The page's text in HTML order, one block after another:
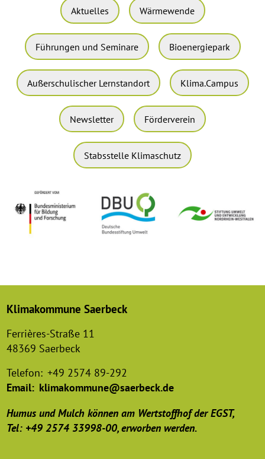
Aktuelles Wärmewende
Führungen und Seminare Bioenergiepark
Außerschulischer Lernstandort Klima.Campus
Newsletter Förderverein
Stabsstelle Klimaschutz
Klimakommune Saerbeck
Ferrières-Straße 11
48369 Saerbeck
Telefon: +49 2574 89-292
Email: klimakommune@saerbeck.de
Humus und Mulch können am Wertstoffhof der EGST,
Tel: +49 2574 33998-00, erworben werden.